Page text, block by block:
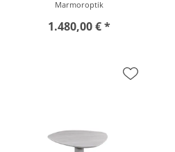
Marmoroptik
1.480,00 € *